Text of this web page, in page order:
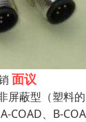
面议
屏蔽型（塑料
、B-